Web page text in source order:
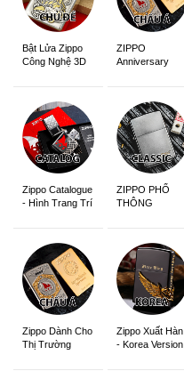
Bật Lửa Zippo
Công Nghệ 3D
ZIPPO
Anniversary
Zippo Catalogue
- Hình Trang Trí
ZIPPO PHỔ
THÔNG
Zippo Dành Cho
Thị Trường
Zippo Xuất Hàn
- Korea Version